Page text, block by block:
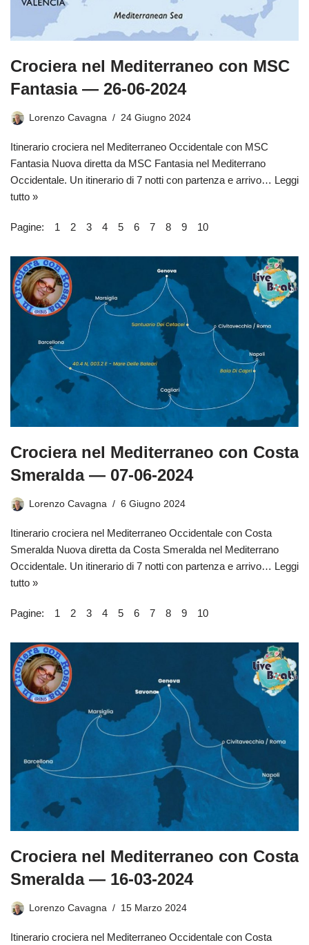
Crociera nel Mediterraneo con MSC
Fantasia — 26-06-2024
Lorenzo Cavagna 24 Giugno 2024
Itinerario crociera nel Mediterraneo Occidentale con MSC
Fantasia Nuova diretta da MSC Fantasia nel Mediterrano
Occidentale. Un itinerario di 7 notti con partenza e arrivo… Leggi
tutto »
Pagine: 1 2 3 4 5 6 7 8 9 10
Crociera nel Mediterraneo con Costa
Smeralda — 07-06-2024
Lorenzo Cavagna 6 Giugno 2024
Itinerario crociera nel Mediterraneo Occidentale con Costa
Smeralda Nuova diretta da Costa Smeralda nel Mediterrano
Occidentale. Un itinerario di 7 notti con partenza e arrivo… Leggi
tutto »
Pagine: 1 2 3 4 5 6 7 8 9 10
Crociera nel Mediterraneo con Costa
Smeralda — 16-03-2024
Lorenzo Cavagna 15 Marzo 2024
Itinerario crociera nel Mediterraneo Occidentale con Costa